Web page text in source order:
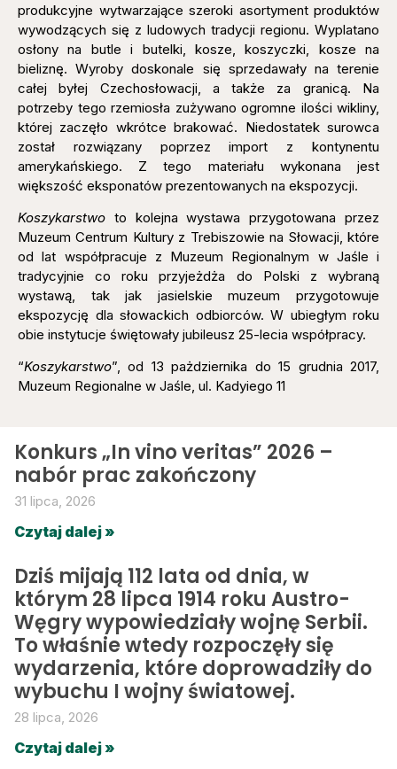
produkcyjne wytwarzające szeroki asortyment produktów
wywodzących się z ludowych tradycji regionu. Wyplatano
osłony na butle i butelki, kosze, koszyczki, kosze na
bieliznę. Wyroby doskonale się sprzedawały na terenie
całej byłej Czechosłowacji, a także za granicą. Na
potrzeby tego rzemiosła zużywano ogromne ilości wikliny,
której zaczęło wkrótce brakować. Niedostatek surowca
został rozwiązany poprzez import z kontynentu
amerykańskiego. Z tego materiału wykonana jest
większość eksponatów prezentowanych na ekspozycji.
Koszykarstwo to kolejna wystawa przygotowana przez
Muzeum Centrum Kultury z Trebiszowie na Słowacji, które
od lat współpracuje z Muzeum Regionalnym w Jaśle i
tradycyjnie co roku przyjeżdża do Polski z wybraną
wystawą, tak jak jasielskie muzeum przygotowuje
ekspozycję dla słowackich odbiorców. W ubiegłym roku
obie instytucje świętowały jubileusz 25-lecia współpracy.
“Koszykarstwo”, od 13 pażdziernika do 15 grudnia 2017,
Muzeum Regionalne w Jaśle, ul. Kadyiego 11
Konkurs „In vino veritas” 2026 –
nabór prac zakończony
31 lipca, 2026
Czytaj dalej »
Dziś mijają 112 lata od dnia, w
którym 28 lipca 1914 roku Austro-
Węgry wypowiedziały wojnę Serbii.
To właśnie wtedy rozpoczęły się
wydarzenia, które doprowadziły do
wybuchu I wojny światowej.
28 lipca, 2026
Czytaj dalej »